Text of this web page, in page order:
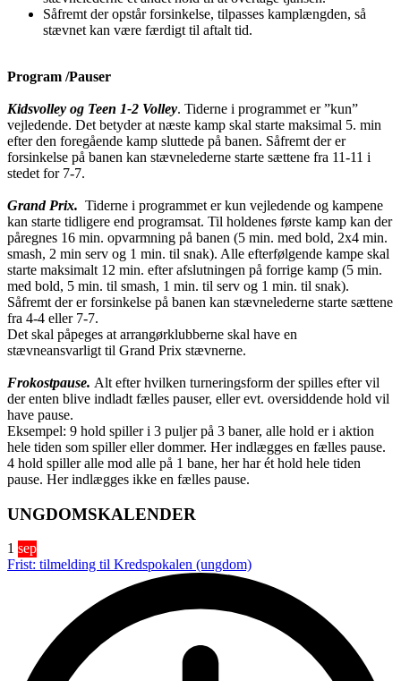
Såfremt der opstår forsinkelse, tilpasses kamplængden, så
stævnet kan være færdigt til aftalt tid.
Program /Pauser
Kidsvolley og Teen 1-2 Volley. Tiderne i programmet er ”kun”
vejledende. Det betyder at næste kamp skal starte maksimal 5. min
efter den foregående kamp sluttede på banen. Såfremt der er
forsinkelse på banen kan stævnelederne starte sættene fra 11-11 i
stedet for 7-7.
Grand Prix. Tiderne i programmet er kun vejledende og kampene
kan starte tidligere end programsat. Til holdenes første kamp kan der
påregnes 16 min. opvarmning på banen (5 min. med bold, 2x4 min.
smash, 2 min serv og 1 min. til snak). Alle efterfølgende kampe skal
starte maksimalt 12 min. efter afslutningen på forrige kamp (5 min.
med bold, 5 min. til smash, 1 min. til serv og 1 min. til snak).
Såfremt der er forsinkelse på banen kan stævnelederne starte sættene
fra 4-4 eller 7-7.
Det skal påpeges at arrangørklubberne skal have en
stævneansvarligt til Grand Prix stævnerne.
Frokostpause. Alt efter hvilken turneringsform der spilles efter vil
der enten blive indladt fælles pauser, eller evt. oversiddende hold vil
have pause.
Eksempel: 9 hold spiller i 3 puljer på 3 baner, alle hold er i aktion
hele tiden som spiller eller dommer. Her indlægges en fælles pause.
4 hold spiller alle mod alle på 1 bane, her har ét hold hele tiden
pause. Her indlægges ikke en fælles pause.
UNGDOMSKALENDER
1 sep
Frist: tilmelding til Kredspokalen (ungdom)